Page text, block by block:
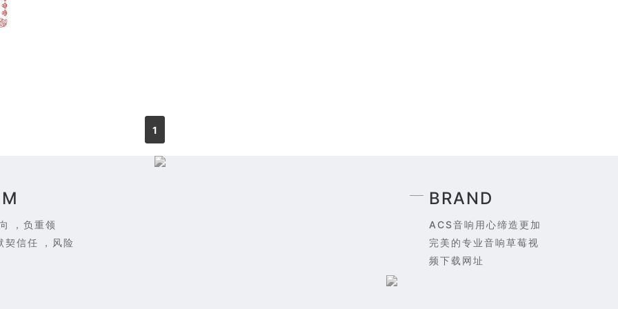
1
，负重领
默契信任，风险
BRAND
ACS音响用心缔造更加
完美的专业音响草莓视
频下载网址